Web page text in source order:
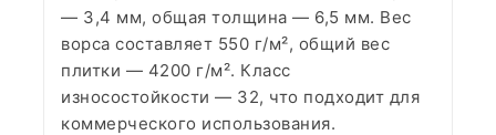
— 3,4 мм, общая толщина — 6,5 мм. Вес
ворса составляет 550 г/м², общий вес
плитки — 4200 г/м². Класс
износостойкости — 32, что подходит для
коммерческого использования.